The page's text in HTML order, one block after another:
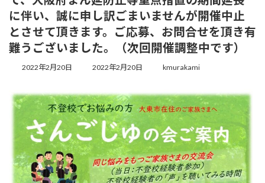
に伴い、誠に申し訳ごまいませんが開催中止
とさせて頂きます。ご応募、お問合せを頂き有
難うございました。（次回開催調整中です）
2022年2月20日 2022年2月20日 kmurakami